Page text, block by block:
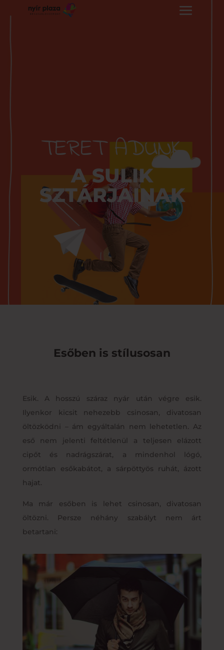
TERET ADUNK
A SULIK
SZTÁRJAINAK
Esőben is stílusosan
Esik. A hosszú száraz nyár után végre esik.
Ilyenkor kicsit nehezebb csinosan, divatosan
öltözködni – ám egyáltalán nem lehetetlen. Az
eső nem jelenti feltétlenül a teljesen elázott
cipőt és nadrágszárat, a mindenhol lógó,
ormótlan esőkabátot, a sárpöttyös ruhát, ázott
hajat.
Ma már esőben is lehet csinosan, divatosan
öltözni. Persze néhány szabályt nem árt
betartani: